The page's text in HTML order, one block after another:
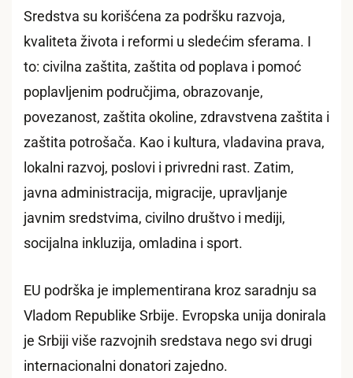
Sredstva su korišćena za podršku razvoja,
kvaliteta života i reformi u sledećim sferama. I
to: civilna zaštita, zaštita od poplava i pomoć
poplavljenim područjima, obrazovanje,
povezanost, zaštita okoline, zdravstvena zaštita i
zaštita potrošača. Kao i kultura, vladavina prava,
lokalni razvoj, poslovi i privredni rast. Zatim,
javna administracija, migracije, upravljanje
javnim sredstvima, civilno društvo i mediji,
socijalna inkluzija, omladina i sport.
EU podrška je implementirana kroz saradnju sa
Vladom Republike Srbije. Evropska unija donirala
je Srbiji više razvojnih sredstava nego svi drugi
internacionalni donatori zajedno.